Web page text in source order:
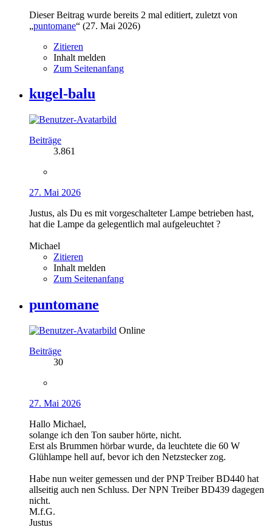
Dieser Beitrag wurde bereits 2 mal editiert, zuletzt von
„puntomane“ (27. Mai 2026)
Zitieren
Inhalt melden
Zum Seitenanfang
kugel-balu
Beiträge
3.861
27. Mai 2026
Justus, als Du es mit vorgeschalteter Lampe betrieben hast,
hat die Lampe da gelegentlich mal aufgeleuchtet ?
Michael
Zitieren
Inhalt melden
Zum Seitenanfang
puntomane
Online
Beiträge
30
27. Mai 2026
Hallo Michael,
solange ich den Ton sauber hörte, nicht.
Erst als Brummen hörbar wurde, da leuchtete die 60 W
Glühlampe hell auf, bevor ich den Netzstecker zog.
Habe nun weiter gemessen und der PNP Treiber BD440 hat
allseitig auch nen Schluss. Der NPN Treiber BD439 dagegen
nicht.
M.f.G.
Justus